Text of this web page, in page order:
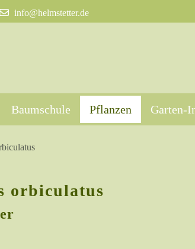
info@helmstetter.de
Baumschule Pflanzen Garten-
orbiculatus